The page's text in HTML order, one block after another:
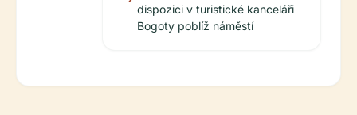
dispozici v turistické kanceláři
Bogoty poblíž náměstí